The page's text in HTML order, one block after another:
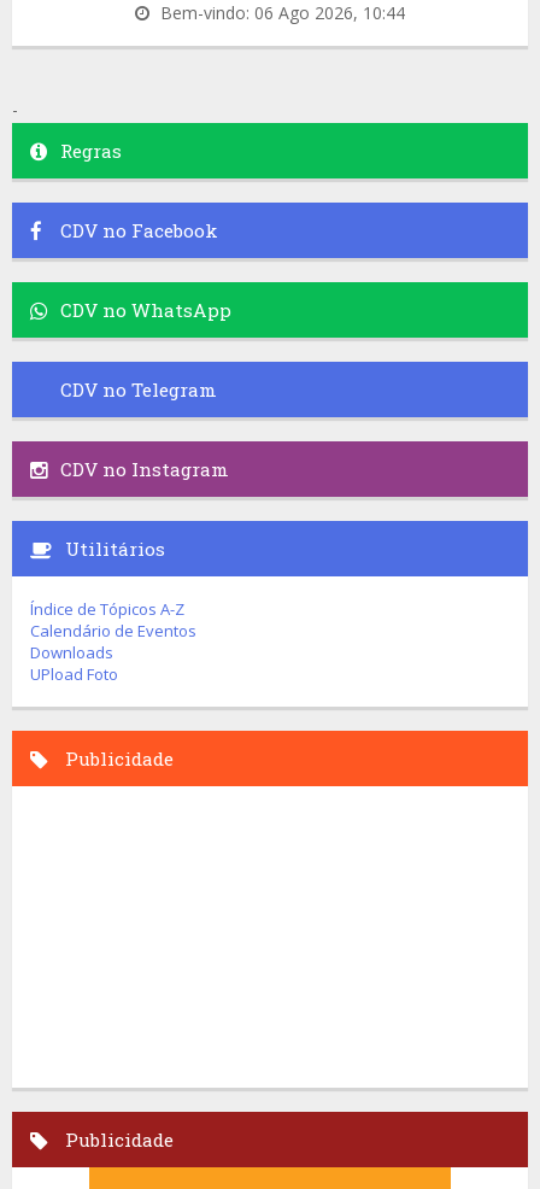
Bem-vindo: 06 Ago 2026, 10:44
-
Regras
CDV no Facebook
CDV no WhatsApp
CDV no Telegram
CDV no Instagram
Utilitários
Índice de Tópicos A-Z
Calendário de Eventos
Downloads
UPload Foto
Publicidade
Publicidade